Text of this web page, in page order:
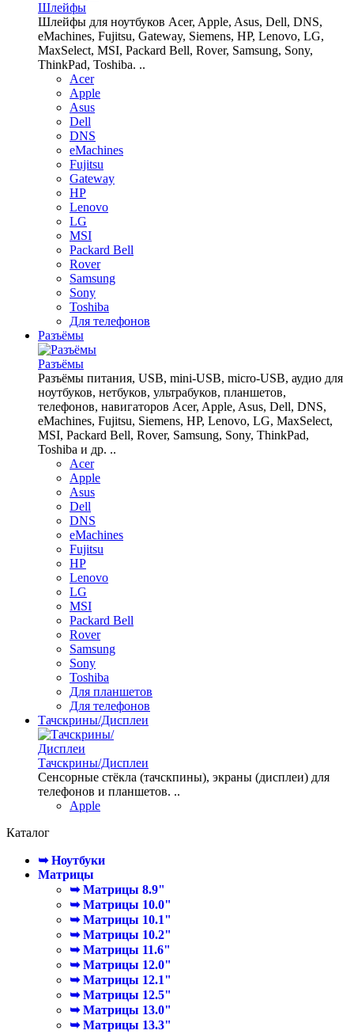
Шлейфы
Шлейфы для ноутбуков Acer, Apple, Asus, Dell, DNS,
eMachines, Fujitsu, Gateway, Siemens, HP, Lenovo, LG,
MaxSelect, MSI, Packard Bell, Rover, Samsung, Sony,
ThinkPad, Toshiba. ..
Acer
Apple
Asus
Dell
DNS
eMachines
Fujitsu
Gateway
HP
Lenovo
LG
MSI
Packard Bell
Rover
Samsung
Sony
Toshiba
Для телефонов
Разъёмы
Разъёмы
Разъёмы питания, USB, mini-USB, micro-USB, аудио для
ноутбуков, нетбуков, ультрабуков, планшетов,
телефонов, навигаторов Acer, Apple, Asus, Dell, DNS,
eMachines, Fujitsu, Siemens, HP, Lenovo, LG, MaxSelect,
MSI, Packard Bell, Rover, Samsung, Sony, ThinkPad,
Toshiba и др. ..
Acer
Apple
Asus
Dell
DNS
eMachines
Fujitsu
HP
Lenovo
LG
MSI
Packard Bell
Rover
Samsung
Sony
Toshiba
Для планшетов
Для телефонов
Тачскрины/Дисплеи
Тачскрины/Дисплеи
Сенсорные стёкла (тачскпины), экраны (дисплеи) для
телефонов и планшетов. ..
Apple
Каталог
➥ Ноутбуки
Матрицы
➥ Матрицы 8.9"
➥ Матрицы 10.0"
➥ Матрицы 10.1"
➥ Матрицы 10.2"
➥ Матрицы 11.6"
➥ Матрицы 12.0"
➥ Матрицы 12.1"
➥ Матрицы 12.5"
➥ Матрицы 13.0"
➥ Матрицы 13.3"